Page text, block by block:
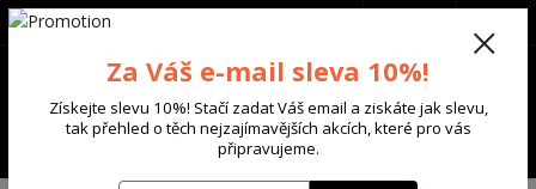
Menu
+420 702 136 620
Za Váš e-mail sleva 10%!
Získejte slevu 10%! Stačí zadat Váš email a ziskáte jak slevu,
tak přehled o těch nejzajímavějších akcích, které pro vás
připravujeme.